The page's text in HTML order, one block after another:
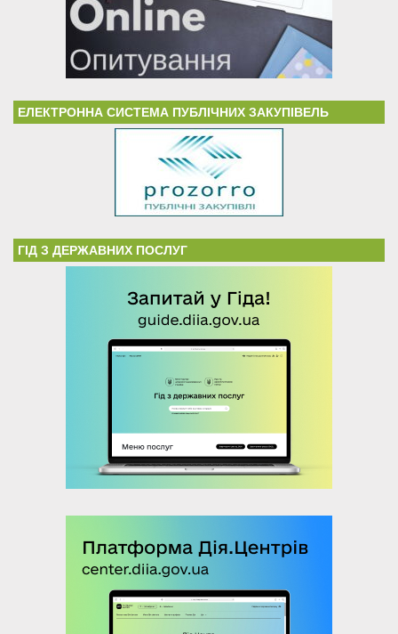
ЕЛЕКТРОННА СИСТЕМА ПУБЛІЧНИХ ЗАКУПІВЕЛЬ
ГІД З ДЕРЖАВНИХ ПОСЛУГ